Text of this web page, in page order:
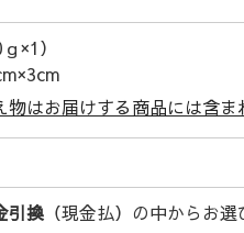
×1）
はお届けする商品には含ま
引換 （現金払）の中からお選